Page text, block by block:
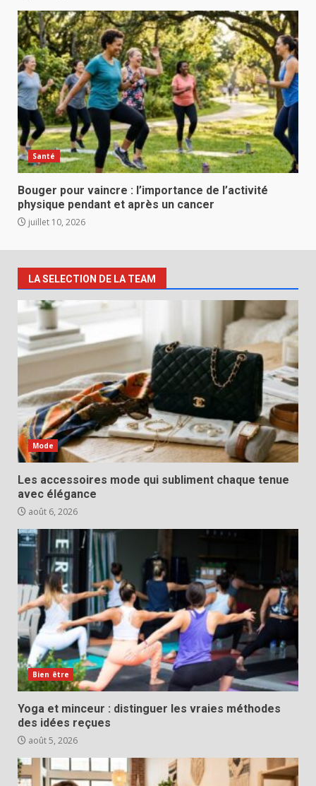
Santé
Bouger pour vaincre : l’importance de l’activité
physique pendant et après un cancer
juillet 10, 2026
LA SELECTION DE LA TEAM
Mode
Les accessoires mode qui subliment chaque tenue
avec élégance
août 6, 2026
Bien être
Yoga et minceur : distinguer les vraies méthodes
des idées reçues
août 5, 2026